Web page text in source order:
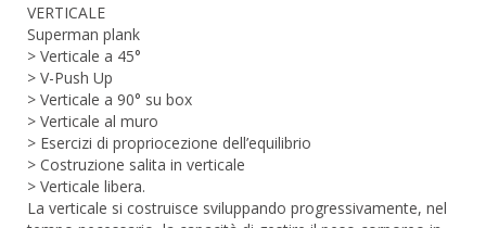
VERTICALE
Superman plank
> Verticale a 45°
> V-Push Up
> Verticale a 90° su box
> Verticale al muro
> Esercizi di propriocezione dell’equilibrio
> Costruzione salita in verticale
> Verticale libera.
La verticale si costruisce sviluppando progressivamente, nel